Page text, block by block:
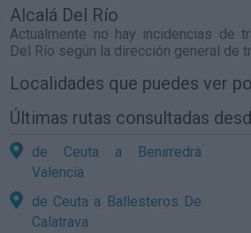
Alcalá Del Río
Actualmente no hay incidencias de
Del Río según la dirección general de
Localidades que puedes ver
Últimas rutas consultadas
de Ceuta a Benirredrà
Valencia
de Ceuta a Ballesteros De
Calatrava